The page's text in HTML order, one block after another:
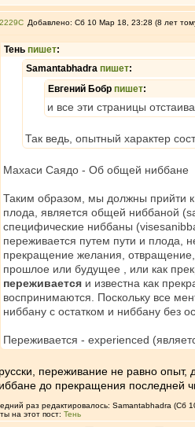
Добавлено: Сб 10 Мар 18, 23:28 (8 лет
Тень пишет:
Samantabhadra пишет:
Евгений Бобр пишет:
и все эти страницы
Так ведь, опытный характер
Махаси Саядо - Об общей ниббане
Таким образом, мы должны прийти
плода, является общей ниббаной
специфические ниббаны
переживается путем пути и плода,
прекращение желания,
прошлое или будущее , или как
переживается и известна как
воспринимаются. Поскольку все
ниббану с остатком и ниббану без
Переживается - experienced
переживание не равно
до прекращения последней
раз редактировалось: Samantabhadra (Сб
на этот пост: Тень